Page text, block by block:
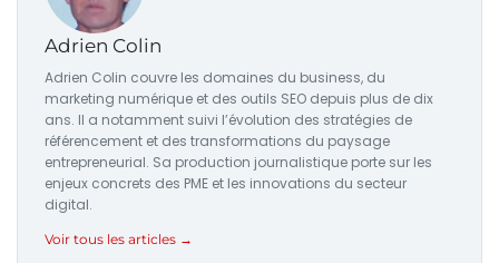
Adrien Colin
Adrien Colin couvre les domaines du business, du
marketing numérique et des outils SEO depuis plus de dix
ans. Il a notamment suivi l’évolution des stratégies de
référencement et des transformations du paysage
entrepreneurial. Sa production journalistique porte sur les
enjeux concrets des PME et les innovations du secteur
digital.
Voir tous les articles →